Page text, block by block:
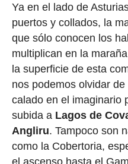
Ya en el lado de
puertos y collados, la
que sólo conocen los
multiplican en la
la superficie de esta
nos podemos olvidar
calado en el imaginario
subida a Lagos de
Angliru. Tampoco son
como la Cobertoria,
el ascenso hasta el